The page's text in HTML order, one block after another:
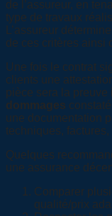
de l’assureur, en
type de travaux
L’assureur
de ces critères ainsi
Une fois le contrat
clients une
pièce sera la preuve
dommages
une documentation
techniques, factures,
Quelques
une assurance
Comparer
qualité/prix